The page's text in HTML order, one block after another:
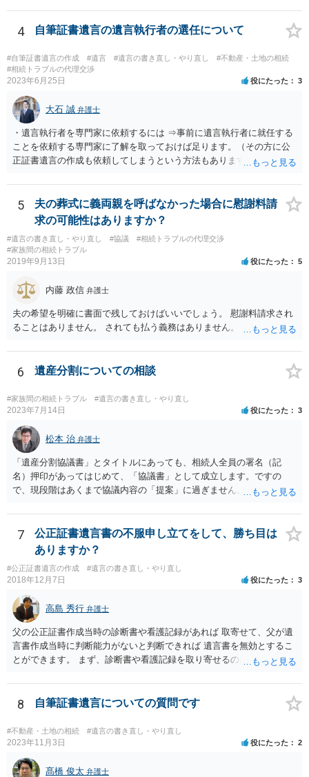
ご回答にもありますが， 代理人弁護士をたてて，その弁護士から相手
方に対して， ・相続に関する主張は法的根拠がなく，一切応じないこ
と ・今後一切の連絡をしてこないでほしいこと ・連絡を継続してくる
ようであれば警察への通報や法的措置も辞さないこと などを記載した
書面を発送してもらうことがよろしいように思います。
4 自筆証書遺言の遺言執行者の選任について
#自筆証書遺言の作成 #遺言 #遺言の書き直し・やり直し
#不動産・土地の相続
#相続トラブルの代理交渉
2023年6月25日 役にたった 3
大石 誠 弁護士
・遺言執行者を専門家に依頼するには ⇒事前に遺言執行者に就任する
ことを依頼する専門家に了解を取っておけば足ります。（その方に公
正証書遺言の作成も依頼してしまうという方法もあります） 事前に了
ません。 遺言執行者に就任し、遺言執行が完了したときの報酬だけ、
弁護士費用としてかかります。 ・亡くなった際に、法務局に預けた自
筆証書遺言の存在を親族がなかったものにされる可能性 ⇒自筆の遺言
書を法務局に保管した場合、死亡後、法務局に遺言書の有無を照会す
ることになりますので、「法務局に預けた自筆証書遺言の存在を親族
がなかったもの」にすることはできません。 存在をなかったものにす
がありえますが、その予防方法は、遺言者と面談してみないと判断が
難しいです。
5
夫の葬式に義両親を呼ばなかった場合に慰謝料請
求の可能性はありますか？
#遺言の書き直し・やり直し #協議
#相続トラブルの代理交渉
#家族間の相続トラブル
2019年9月13日 役にたった 5
内藤 政信 弁護士
夫の希望を明確に書面で残しておけばいいでしょう。 慰謝料請求され
ることはありません。 されても払う義務はありません。
6 遺産分割についての相談
#家族間の相続トラブル #遺言の書き直し・やり直し
2023年7月14日 役にたった 3
松本 治 弁護士
「遺産分割協議書」とタイトルにあっても、相続人全員の署名（記
名）押印があってはじめて、「協議書」として成立します。ですの
で、現段階はあくまで協議内容の「提案」に過ぎません。 納得がいか
成立となります。その場合、成立させたい相続人が、家庭裁判所に遺
産分割調停を申し立てなければなりません。 なお、弁護士の送付状
は、通常、相続人全員分の（本件であれば４通の）「遺産分割協議
書」を作成するところ、１通だけの作成にとどめる理由が書かれてい
るものです。
7
公正証書遺言書の不服申し立てをして、勝ち目は
ありますか？
#公正証書遺言の作成 #遺言の書き直し・やり直し
2018年12月7日 役にたった 3
高島 秀行 弁護士
父の公正証書作成当時の診断書や看護記録があれば 取寄せて、父が遺
言書作成当時に判断能力がないと判断できれば 遺言書を無効とするこ
とができます。 まず、診断書や看護記録を取り寄せるのが重要となり
いと思います。
8 自筆証書遺言についての質問です
#不動産・土地の相続 #遺言の書き直し・やり直し
2023年11月3日 役にたった 2
髙橋 俊太 弁護士